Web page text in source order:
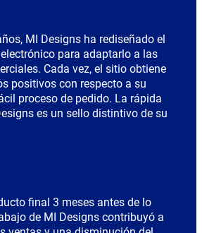
MI Designs ha rediseñado el
para adaptarlo a las
Cada vez, el sitio obtiene
positivos con respecto a su
proceso de pedido. La rápida
es un sello distintivo de su
final 3 meses antes de lo
de MI Designs contribuyó a